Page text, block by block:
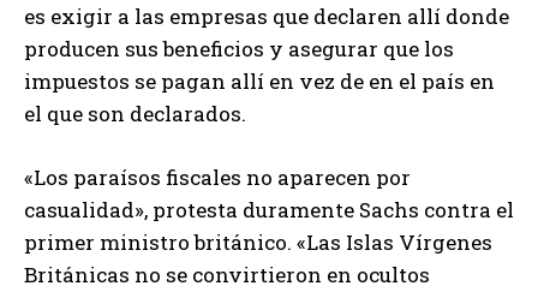
es exigir a las empresas que declaren allí donde
producen sus beneficios y asegurar que los
impuestos se pagan allí en vez de en el país en
el que son declarados.
«Los paraísos fiscales no aparecen por
casualidad», protesta duramente Sachs contra el
primer ministro británico. «Las Islas Vírgenes
Británicas no se convirtieron en ocultos